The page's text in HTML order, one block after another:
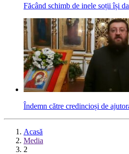
Făcând schimb de inele soții își
Îndemn către credincioși de
Acasă
Media
2